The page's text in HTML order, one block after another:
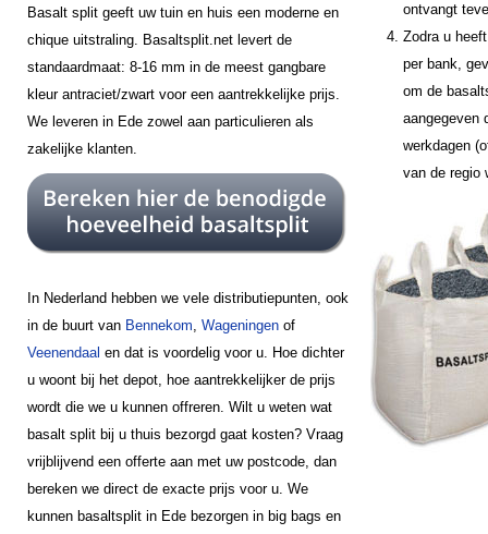
Basalt split geeft uw tuin en huis een moderne en
chique uitstraling. Basaltsplit.net levert de
standaardmaat: 8-16 mm in de meest gangbare
kleur antraciet/zwart voor een aantrekkelijke prijs.
We leveren in Ede zowel aan particulieren als
zakelijke klanten.
In Nederland hebben we vele distributiepunten, ook
in de buurt van Bennekom, Wageningen of
Veenendaal en dat is voordelig voor u. Hoe dichter
u woont bij het depot, hoe aantrekkelijker de prijs
wordt die we u kunnen offreren. Wilt u weten wat
basalt split bij u thuis bezorgd gaat kosten? Vraag
vrijblijvend een offerte aan met uw postcode, dan
bereken we direct de exacte prijs voor u. We
kunnen basaltsplit in Ede bezorgen in big bags en
ontvangt
Zodra u
per bank,
om de
aangegeven
werkdagen
van de regio